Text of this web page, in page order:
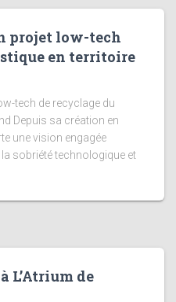
projet low-tech
en territoire
tech de recyclage du
Depuis sa création en
une vision engagée
sobriété technologique et
L’Atrium de